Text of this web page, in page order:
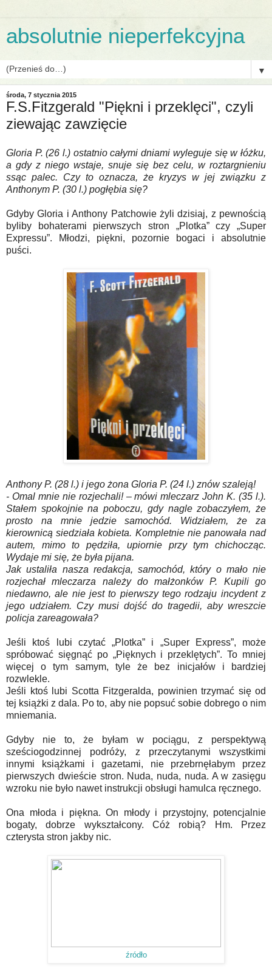
absolutnie nieperfekcyjna
▼
środa, 7 stycznia 2015
F.S.Fitzgerald "Piękni i przeklęci", czyli
ziewając zawzięcie
Gloria P. (26 l.) ostatnio całymi dniami wyleguje się w łóżku,
a gdy z niego wstaje, snuje się bez celu, w roztargnieniu
ssąc palec. Czy to oznacza, że kryzys w jej związku z
Anthonym P. (30 l.) pogłębia się?
Gdyby Gloria i Anthony Patchowie żyli dzisiaj, z pewnością
byliby bohaterami pierwszych stron „Plotka” czy „Super
Expressu”. Młodzi, piękni, pozornie bogaci i absolutnie
puści.
Anthony P. (28 l.) i jego żona Gloria P. (24 l.) znów szaleją!
- Omal mnie nie rozjechali! – mówi mleczarz John K. (35 l.).
Stałem spokojnie na poboczu, gdy nagle zobaczyłem, że
prosto na mnie jedzie samochód. Widziałem, że za
kierownicą siedziała kobieta. Kompletnie nie panowała nad
autem, mimo to pędziła, upiornie przy tym chichocząc.
Wydaje mi się, że była pijana.
Jak ustaliła nasza redakcja, samochód, który o mało nie
rozjechał mleczarza należy do małżonków P. Kupili go
niedawno, ale nie jest to pierwszy tego rodzaju incydent z
jego udziałem. Czy musi dojść do tragedii, aby wreszcie
policja zareagowała?
Jeśli ktoś lubi czytać „Plotka” i „Super Express”, może
spróbować sięgnąć po „Pięknych i przeklętych”. To mniej
więcej o tym samym, tyle że bez inicjałów i bardziej
rozwlekle.
Jeśli ktoś lubi Scotta Fitzgeralda, powinien trzymać się od
tej książki z dala. Po to, aby nie popsuć sobie dobrego o nim
mniemania.
Gdyby nie to, że byłam w pociągu, z perspektywą
sześciogodzinnej podróży, z przeczytanymi wszystkimi
innymi książkami i gazetami, nie przebrnęłabym przez
pierwszych dwieście stron. Nuda, nuda, nuda. A w zasięgu
wzroku nie było nawet instrukcji obsługi hamulca ręcznego.
Ona młoda i piękna. On młody i przystojny, potencjalnie
bogaty, dobrze wykształcony. Cóż robią? Hm. Przez
czterysta stron jakby nic.
źródło